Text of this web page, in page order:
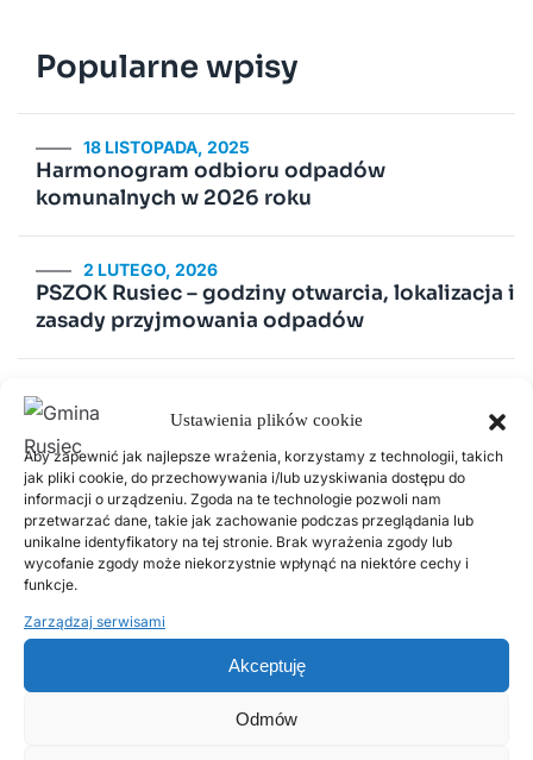
Ustawienia plików cookie
Aby zapewnić jak najlepsze wrażenia, korzystamy z technologii, takich
jak pliki cookie, do przechowywania i/lub uzyskiwania dostępu do
informacji o urządzeniu. Zgoda na te technologie pozwoli nam
przetwarzać dane, takie jak zachowanie podczas przeglądania lub
unikalne identyfikatory na tej stronie. Brak wyrażenia zgody lub
wycofanie zgody może niekorzystnie wpłynąć na niektóre cechy i
funkcje.
Zarządzaj serwisami
Akceptuję
Odmów
Popularne wpisy
18 LISTOPADA, 2025
Harmonogram odbioru odpadów
komunalnych w 2026 roku
2 LUTEGO, 2026
PSZOK Rusiec – godziny otwarcia, lokalizacja i
zasady przyjmowania odpadów
Kurenda
30 CZERWCA, 2026
Odnawialne źródła energii w Gminie Rusiec –
edycja 2, Fundusze Europejskie
Urząd Gminy w Ruścu